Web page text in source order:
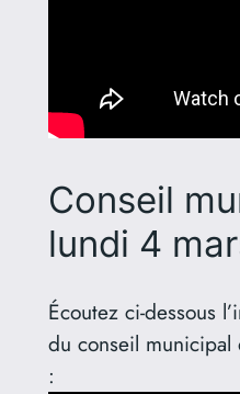
Conseil
lundi 4
Écoutez ci-dessous
du conseil
: